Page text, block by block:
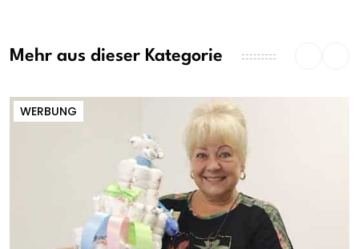
Mehr aus dieser Kategorie
WERBUNG